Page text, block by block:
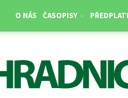
O NÁS ČASOPISY